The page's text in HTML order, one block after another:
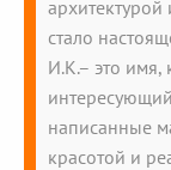
архитектурой
стало
И.К.– это имя,
написанные
красотой и